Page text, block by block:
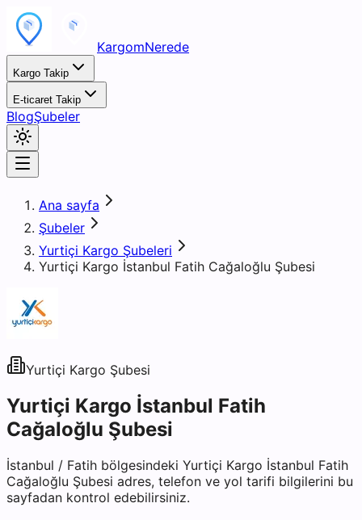
KargomNerede
Kargo Takip
E-ticaret Takip
BlogŞubeler
Ana sayfa
Şubeler
Yurtiçi Kargo Şubeleri
Yurtiçi Kargo İstanbul Fatih Cağaloğlu Şubesi
Yurtiçi Kargo Şubesi
Yurtiçi Kargo İstanbul Fatih
Cağaloğlu Şubesi
İstanbul / Fatih bölgesindeki Yurtiçi Kargo İstanbul Fatih
Cağaloğlu Şubesi adres, telefon ve yol tarifi bilgilerini bu
sayfadan kontrol edebilirsiniz.